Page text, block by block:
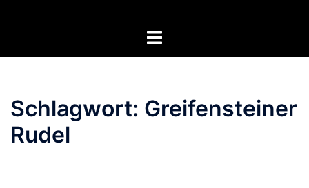
Menü
Schlagwort: Greifensteiner
Rudel